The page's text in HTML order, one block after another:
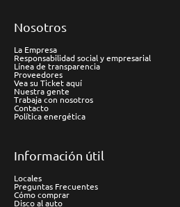
Nosotros
La Empresa
Responsabilidad social y empresarial
Línea de transparencia
Proveedores
Vea su Ticket aquí
Nuestra gente
Trabaja con nosotros
Contacto
Política energética
Información útil
Locales
Preguntas Frecuentes
Cómo comprar
Disco al auto